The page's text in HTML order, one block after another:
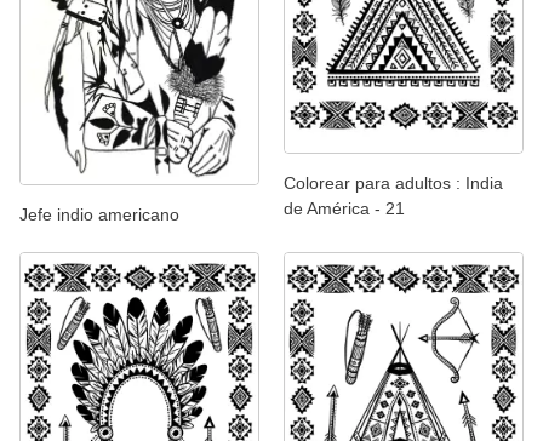
Jefe indio americano
Colorear para adultos : India
de América - 21